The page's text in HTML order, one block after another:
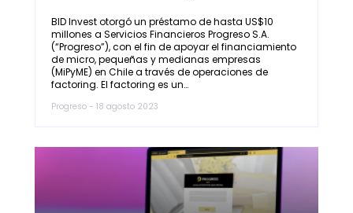
BID Invest otorgó un préstamo de hasta US$10
millones a Servicios Financieros Progreso S.A.
(“Progreso”), con el fin de apoyar el financiamiento
de micro, pequeñas y medianas empresas
(MiPyME) en Chile a través de operaciones de
factoring. El factoring es un…
Progreso - 18 agosto 2023